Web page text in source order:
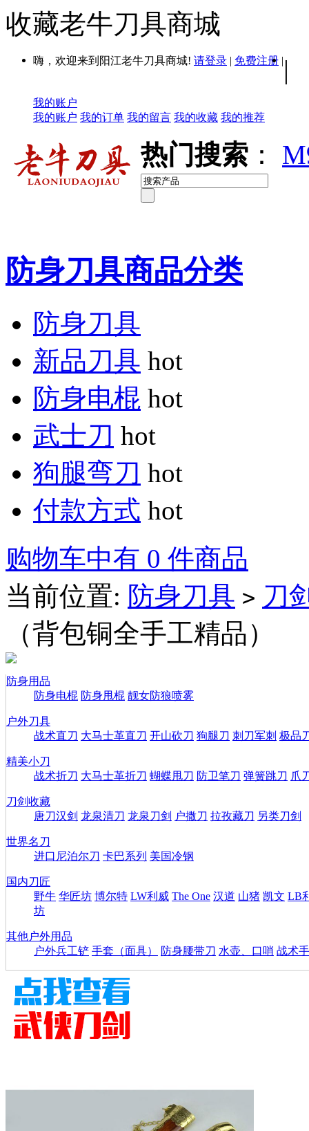
收藏老牛刀具商城
嗨，欢迎来到阳江老牛刀具商城! 请登录 | 免费注册 | |
我的账户
我的账户 我的订单 我的留言 我的收藏 我的推荐
热门搜索 ：
防身刀具商品分类
防身刀具
新品刀具 hot
防身电棍 hot
武士刀 hot
狗腿弯刀 hot
付款方式 hot
购物车中有 0 件商品
当前位置: 防身刀具 > 刀
（背包铜全手工精品）
防身用品
防身电棍 防身甩棍 靓女防狼喷雾
户外刀具
战术直刀 大马士革直刀 开山砍刀 狗腿刀 刺刀军刺 极品
精美小刀
战术折刀 大马士革折刀 蝴蝶甩刀 防卫笔刀 弹簧跳刀 爪
刀剑收藏
唐刀汉剑 龙泉清刀 龙泉刀剑 户撒刀 拉孜藏刀 另类刀剑
世界名刀
进口尼泊尔刀 卡巴系列 美国冷钢
国内刀匠
野牛 华匠坊 博尔特 LW利威 The One 汉道 山猪 凯文 LB
坊
其他户外用品
户外兵工铲 手套（面具） 防身腰带刀 水壶、口哨 战术